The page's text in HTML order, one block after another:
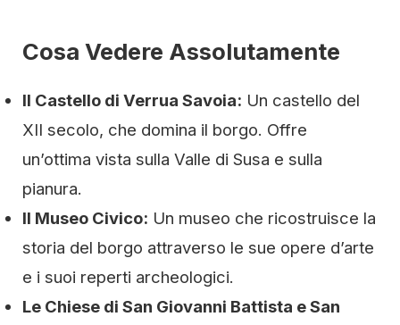
Cosa Vedere Assolutamente
Il Castello di Verrua Savoia: Un castello del
XII secolo, che domina il borgo. Offre
un’ottima vista sulla Valle di Susa e sulla
pianura.
Il Museo Civico: Un museo che ricostruisce la
storia del borgo attraverso le sue opere d’arte
e i suoi reperti archeologici.
Le Chiese di San Giovanni Battista e San